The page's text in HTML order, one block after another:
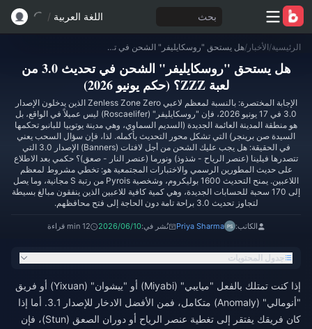
بحث اللغة العربية /
الرئيسية/الأخبار / هل يستحق "روسكايليفر" الشحن في تحديث 3.0 من لعبة ZZZ؟ (حكم يونيو 2026)
هل يستحق "روسكايليفر" الشحن في تحديث 3.0 من
لعبة ZZZ؟ (حكم يونيو 2026)
الإجابة المختصرة: بالنسبة لمعظم لاعبي Zenless Zone Zero الذين يدخلون الإصدار
3.0 في 17 يونيو 2026، فإن "روسكايليفر" (Roscaelifer) ليس عميلاً في الواقع، بل
هو منطقة المدينة العائمة الجديدة (السديم السماوي، وهي مدينة يوتوبيا للبانبو تحكمها
السيدة صن برينجر) التي تشكل محور التحديث بأكمله. لذا، فإن سؤال السحب يعني
في الحقيقة: هل يجب عليك الشحن من أجل لافتات (Banners) الإصدار 3.0 التي
تتصدرها فيلينا (عنصر الرياح - شذوذ) ونورما (عنصر النار - صعق)؟ حكمي بعد الاطلاع
على حديث المطورين الرسمي والاختبارات المجتمعية هو: تخطي مشروط لمعظم
اللاعبين. يمنح التحديث 1600 بوليكروم، وشخصية Pyrois من رتبة S مجانية، وما يصل
إلى 170 سحبة للحسابات الجديدة، وهي كمية كافية للاعبين الذين ينفقون مبالغ بسيطة
لتجاوز تحديث 3.0 براحة تامة دون الحاجة إلى فتح محافظهم.
الكاتب: Priya Sharma نُشر في:2026/06/10 12 min قراءة
جدول المحتويات
إذا كنت تمتلك بالفعل "ميايبي" (Miyabi) أو "ييشوان" (Yixuan) أو فريق
"أنومالي" (Anomaly) متكامل، فمن الأفضل الادخار للإصدار 3.1. أما إذا
كان فريقك يفتقر إلى تغطية عنصر الرياح أو دوران الصعق (Stun)، فإن